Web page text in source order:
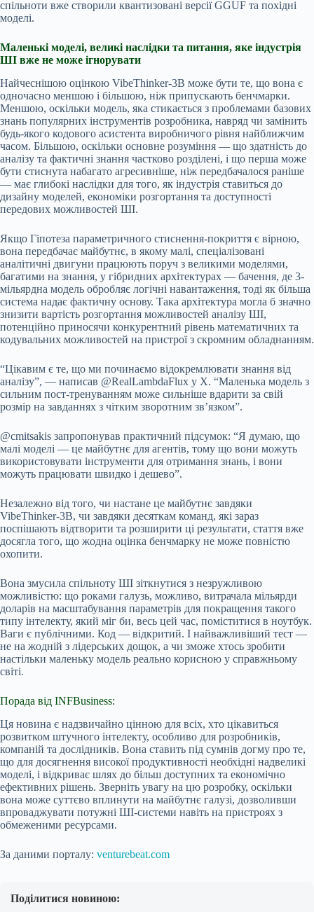
спільноти вже створили квантизовані версії GGUF та похідні
моделі.
Маленькі моделі, великі наслідки та питання, яке індустрія
ШІ вже не може ігнорувати
Найчеснішою оцінкою VibeThinker-3B може бути те, що вона є
одночасно меншою і більшою, ніж припускають бенчмарки.
Меншою, оскільки модель, яка стикається з проблемами базових
знань популярних інструментів розробника, навряд чи замінить
будь-якого кодового асистента виробничого рівня найближчим
часом. Більшою, оскільки основне розуміння — що здатність до
аналізу та фактичні знання частково розділені, і що перша може
бути стиснута набагато агресивніше, ніж передбачалося раніше
— має глибокі наслідки для того, як індустрія ставиться до
дизайну моделей, економіки розгортання та доступності
передових можливостей ШІ.
Якщо Гіпотеза параметричного стиснення-покриття є вірною,
вона передбачає майбутнє, в якому малі, спеціалізовані
аналітичні двигуни працюють поруч з великими моделями,
багатими на знання, у гібридних архітектурах — бачення, де 3-
мільярдна модель обробляє логічні навантаження, тоді як більша
система надає фактичну основу. Така архітектура могла б значно
знизити вартість розгортання можливостей аналізу ШІ,
потенційно приносячи конкурентний рівень математичних та
кодувальних можливостей на пристрої з скромним обладнанням.
“Цікавим є те, що ми починаємо відокремлювати знання від
аналізу”, — написав @RealLambdaFlux у X. “Маленька модель з
сильним пост-тренуванням може сильніше вдарити за свій
розмір на завданнях з чітким зворотним зв’язком”.
@cmitsakis запропонував практичний підсумок: “Я думаю, що
малі моделі — це майбутнє для агентів, тому що вони можуть
використовувати інструменти для отримання знань, і вони
можуть працювати швидко і дешево”.
Незалежно від того, чи настане це майбутнє завдяки
VibeThinker-3B, чи завдяки десяткам команд, які зараз
поспішають відтворити та розширити ці результати, стаття вже
досягла того, що жодна оцінка бенчмарку не може повністю
охопити.
Вона змусила спільноту ШІ зіткнутися з незружливою
можливістю: що роками галузь, можливо, витрачала мільярди
доларів на масштабування параметрів для покращення такого
типу інтелекту, який міг би, весь цей час, поміститися в ноутбук.
Ваги є публічними. Код — відкритий. І найважливіший тест —
не на жодній з лідерських дощок, а чи зможе хтось зробити
настільки маленьку модель реально корисною у справжньому
світі.
Порада від INFBusiness:
Ця новина є надзвичайно цінною для всіх, хто цікавиться
розвитком штучного інтелекту, особливо для розробників,
компаній та дослідників. Вона ставить під сумнів догму про те,
що для досягнення високої продуктивності необхідні надвеликі
моделі, і відкриває шлях до більш доступних та економічно
ефективних рішень. Зверніть увагу на цю розробку, оскільки
вона може суттєво вплинути на майбутнє галузі, дозволивши
впроваджувати потужні ШІ-системи навіть на пристроях з
обмеженими ресурсами.
За даними порталу: venturebeat.com
Поділитися новиною: